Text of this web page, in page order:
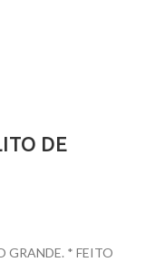
DE
GRANDE. * FEITO